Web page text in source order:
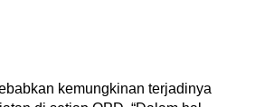
kemungkinan terjadinya